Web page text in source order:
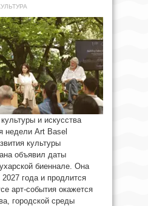
и искусства
недели Art Basel
культуры
объявил даты
биеннале. Она
2027 года и продлится
арт-события окажется
городской среды